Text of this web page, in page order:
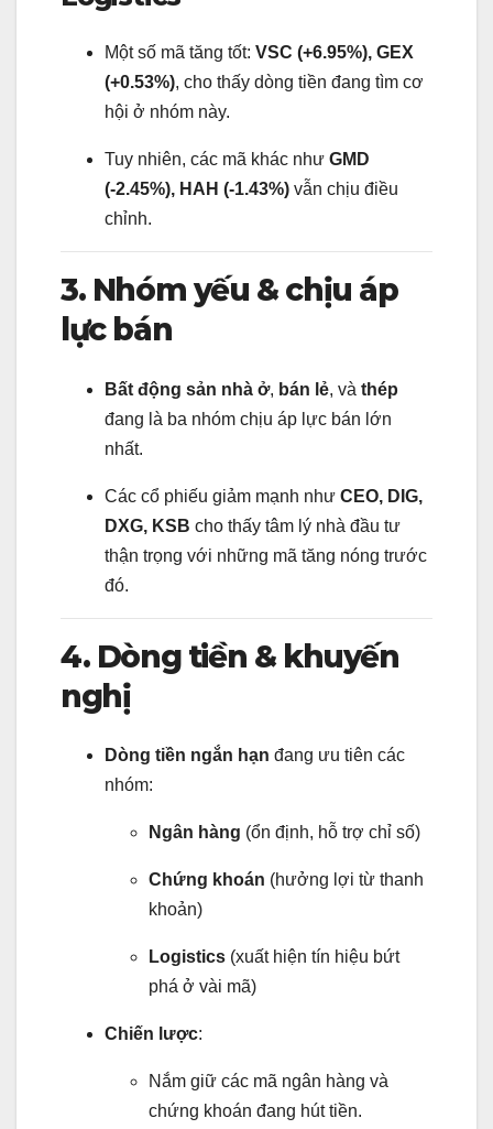
Một số mã tăng tốt: VSC (+6.95%), GEX
(+0.53%), cho thấy dòng tiền đang tìm cơ
hội ở nhóm này.
Tuy nhiên, các mã khác như GMD
(-2.45%), HAH (-1.43%) vẫn chịu điều
chỉnh.
3. Nhóm yếu & chịu áp
lực bán
Bất động sản nhà ở, bán lẻ, và thép
đang là ba nhóm chịu áp lực bán lớn
nhất.
Các cổ phiếu giảm mạnh như CEO, DIG,
DXG, KSB cho thấy tâm lý nhà đầu tư
thận trọng với những mã tăng nóng trước
đó.
4. Dòng tiền & khuyến
nghị
Dòng tiền ngắn hạn đang ưu tiên các
nhóm:
Ngân hàng (ổn định, hỗ trợ chỉ số)
Chứng khoán (hưởng lợi từ thanh
khoản)
Logistics (xuất hiện tín hiệu bứt
phá ở vài mã)
Chiến lược:
Nắm giữ các mã ngân hàng và
chứng khoán đang hút tiền.